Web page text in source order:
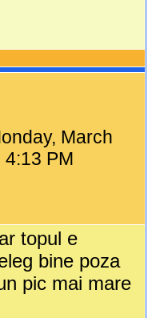
March
4:13 PM
topul e
bine poza
pic mai mare